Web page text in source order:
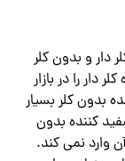
دار و بدون کلر
دار را در بازار
بدون کلر بسیار
کننده بدون
وارد نمی کند.